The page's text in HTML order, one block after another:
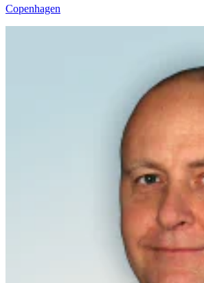
Copenhagen